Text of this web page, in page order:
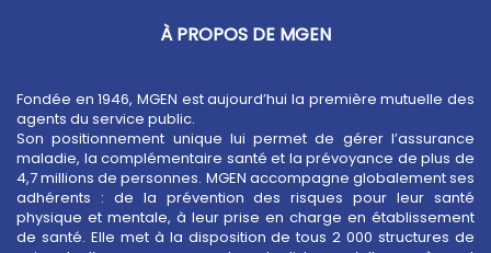
À PROPOS DE MGEN
Fondée en 1946, MGEN est aujourd’hui la première mutuelle des
agents du service public.
Son positionnement unique lui permet de gérer l’assurance
maladie, la complémentaire santé et la prévoyance de plus de
4,7 millions de personnes. MGEN accompagne globalement ses
adhérents : de la prévention des risques pour leur santé
physique et mentale, à leur prise en charge en établissement
de santé. Elle met à la disposition de tous 2 000 structures de